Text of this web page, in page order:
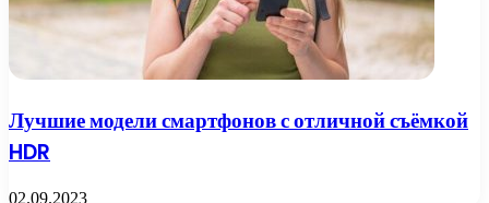
Лучшие модели смартфонов с отличной съёмкой
HDR
02.09.2023